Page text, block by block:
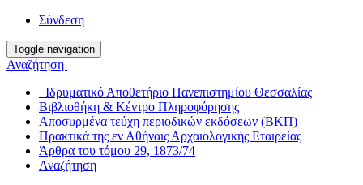
Σύνδεση
Toggle navigation
Αναζήτηση
Ιδρυματικό Αποθετήριο Πανεπιστημίου Θεσσαλίας
Βιβλιοθήκη & Κέντρο Πληροφόρησης
Αποσυρμένα τεύχη περιοδικών εκδόσεων (ΒΚΠ)
Πρακτικά της εν Αθήναις Αρχαιολογικής Εταιρείας
Άρθρα του τόμου 29, 1873/74
Αναζήτηση